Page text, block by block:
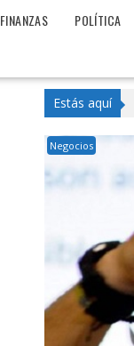
FINANZAS POLÍTICA
Estás aquí
Negocios